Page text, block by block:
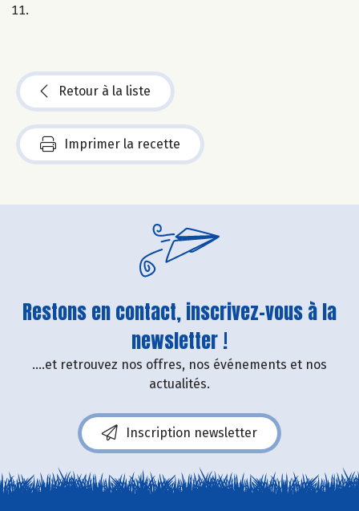
Retour à la liste
Imprimer la recette
Restons en contact, inscrivez-vous à la
newsletter !
....et retrouvez nos offres, nos événements et nos
actualités.
Inscription newsletter